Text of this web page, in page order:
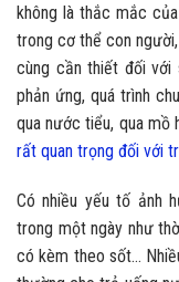
không là thắc mắc
trong cơ thể con
cùng cần thiết đối với
phản ứng, quá trình
qua nước tiểu, qua mồ
rất quan trọng đối với
Có nhiều yếu tố ảnh
trong một ngày như
có kèm theo sốt…